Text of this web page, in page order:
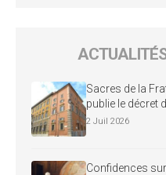
Sacres de la
publie le décret
2 Juil 2026
Confidences